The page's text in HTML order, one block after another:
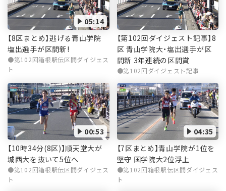
05:14
【8区まとめ】逃げる青山学院
塩出選手が区間新!
第102回箱根駅伝区間ダイジェス
ト
【第102回ダイジェスト記事】8
区 青山学院大・塩出選手が区
間新 3年連続の区間賞
第102回ダイジェスト記事
00:53
【10時34分(8区)】順天堂大が
城西大を抜いて5位へ
第102回箱根駅伝区間ダイジェス
ト
04:35
【7区まとめ】青山学院が1位を
堅守 国学院大2位浮上
第102回箱根駅伝区間ダイジェス
ト